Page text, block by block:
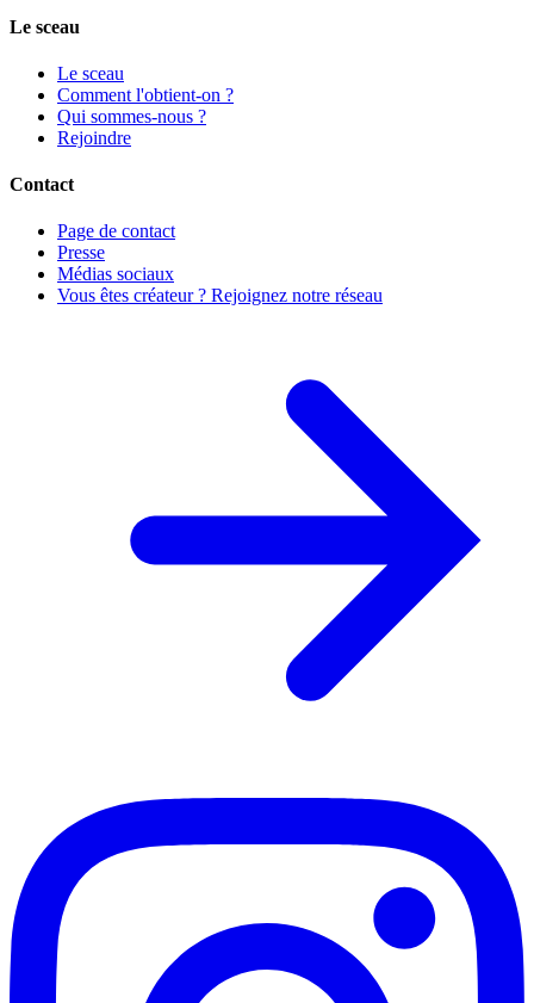
Le sceau
Le sceau
Comment l'obtient-on ?
Qui sommes-nous ?
Rejoindre
Contact
Page de contact
Presse
Médias sociaux
Vous êtes créateur ? Rejoignez notre réseau